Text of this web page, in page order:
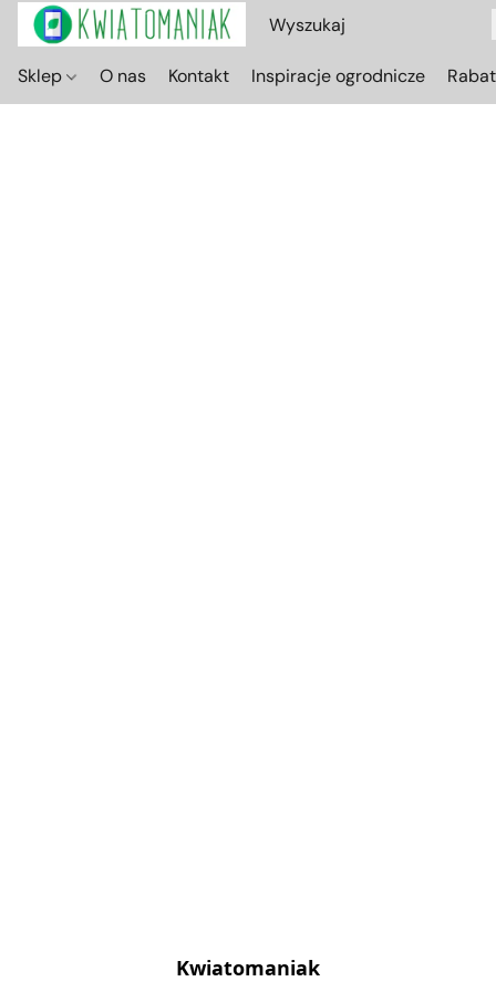
Sklep O nas Kontakt Inspiracje ogrodnicze
Kwiatomaniak